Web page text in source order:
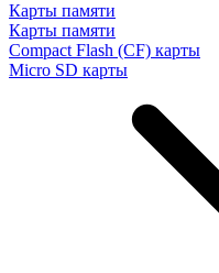
Карты памяти
Карты памяти
Compact Flash (CF) карты
Micro SD карты